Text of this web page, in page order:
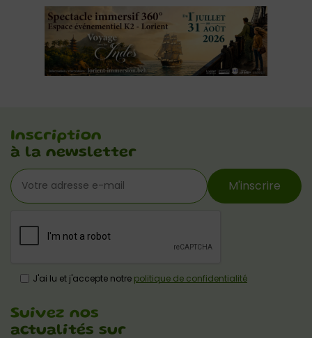
Inscription
à la newsletter
M'inscrire
J'ai lu et j'accepte notre politique de confidentialité
Suivez nos
actualités sur